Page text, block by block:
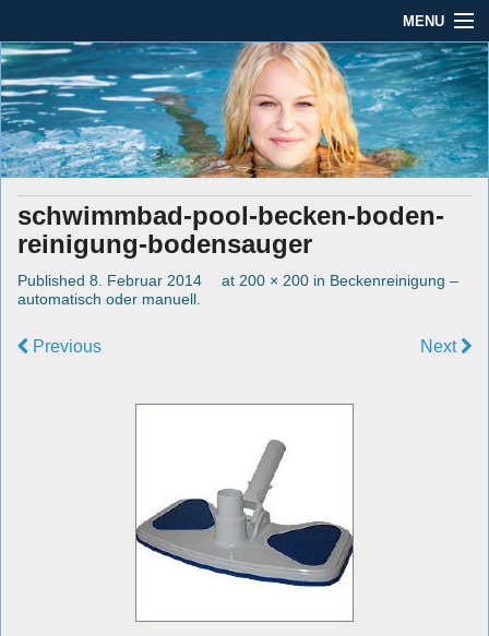
MENU
Dauber Schwimmanlagen GmbH
Leistungen
Service
Produkte
Öffnungszeiten
Impressum / Datenschutz
Dauber Schwimmanlagen
GmbH
Seit mehr als 45 Jahren im Rhein-Main-Gebiet
schwimmbad-pool-becken-boden-
reinigung-bodensauger
Published 8. Februar 2014 at 200 × 200 in Beckenreinigung –
automatisch oder manuell
Previous Next